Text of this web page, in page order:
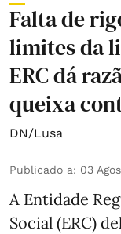
Falta de
limites da
ERC dá
queixa
DN/Lusa
Publicado a: 03
A Entidade
Social (ERC)